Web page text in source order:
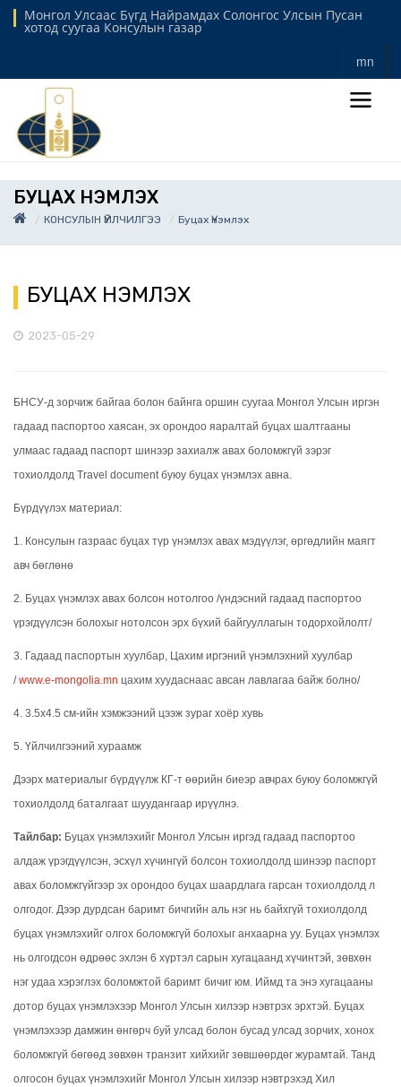
Монгол Улсаас Бүгд Найрамдах Солонгос Улсын Пусан
хотод суугаа Консулын газар
mn
БУЦАХ ҮНЭМЛЭХ
КОНСУЛЫН ҮЙЛЧИЛГЭЭ Буцах Үнэмлэх
БУЦАХ ҮНЭМЛЭХ
2023-05-29
БНСУ-д зорчиж байгаа болон байнга оршин суугаа Монгол Улсын иргэн
гадаад паспортоо хаясан, эх орондоо яаралтай буцах шалтгааны
улмаас гадаад паспорт шинээр захиалж авах боломжгүй зэрэг
тохиолдолд Travel document буюу буцах үнэмлэх авна.
Бүрдүүлэх материал:
1. Консулын газраас буцах түр үнэмлэх авах мэдүүлэг, өргөдлийн маягт
авч бөглөнө
2. Буцах үнэмлэх авах болсон нотолгоо /үндэсний гадаад паспортоо
үрэгдүүлсэн болохыг нотолсон эрх бүхий байгууллагын тодорхойлолт/
3. Гадаад паспортын хуулбар, Цахим иргэний үнэмлэхний хуулбар
/www.e-mongolia.mn цахим хуудаснаас авсан лавлагаа байж болно/
4. 3.5х4.5 см-ийн хэмжээний цээж зураг хоёр хувь
5. Үйлчилгээний хураамж
Дээрх материалыг бүрдүүлж КГ-т өөрийн биеэр авчрах буюу боломжгүй
тохиолдолд баталгаат шуудангаар ирүүлнэ.
Тайлбар: Буцах үнэмлэхийг Монгол Улсын иргэд гадаад паспортоо
алдаж үрэгдүүлсэн, эсхүл хүчингүй болсон тохиолдолд шинээр паспорт
авах боломжгүйгээр эх орондоо буцах шаардлага гарсан тохиолдолд л
олгодог. Дээр дурдсан баримт бичгийн аль нэг нь байхгүй тохиолдолд
буцах үнэмлэхийг олгох боломжгүй болохыг анхаарна уу. Буцах үнэмлэх
нь олгогдсон өдрөөс эхлэн 6 хүртэл сарын хугацаанд хүчинтэй, зөвхөн
нэг удаа хэрэглэх боломжтой баримт бичиг юм. Иймд та энэ хугацааны
дотор буцах үнэмлэхээр Монгол Улсын хилээр нэвтрэх эрхтэй. Буцах
үнэмлэхээр дамжин өнгөрч буй улсад болон бусад улсад зорчих, хонох
боломжгүй бөгөөд зөвхөн транзит хийхийг зөвшөөрдөг журамтай. Танд
олгосон буцах үнэмлэхийг Монгол Улсын хилээр нэвтрэхэд Хил